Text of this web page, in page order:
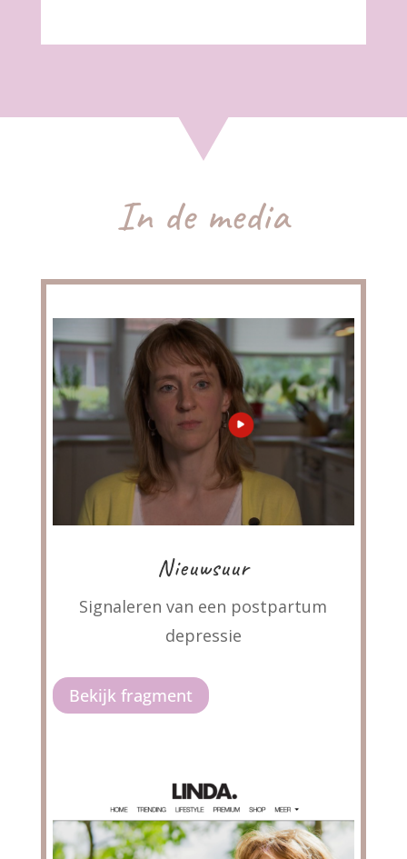
In de media
Nieuwsuur
Signaleren van een postpartum
depressie
Bekijk fragment